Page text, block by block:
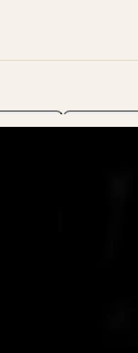
Haven Program